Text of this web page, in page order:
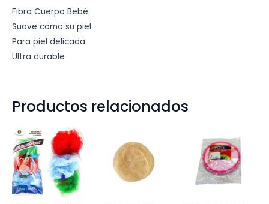
Fibra Cuerpo Bebé:
Suave como su piel
Para piel delicada
Ultra durable
Productos relacionados